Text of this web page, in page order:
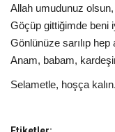
Allah umudunuz
Göçüp gittiğimde beni
Gönlünüze sarılıp hep
Anam, babam,
Selametle, hoşça kalın.